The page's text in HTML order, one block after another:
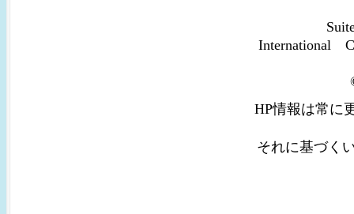
International
HP情報は常に
それに基づく